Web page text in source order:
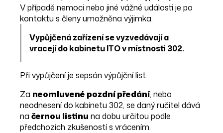
V případě nemoci nebo jiné vážné události je po
kontaktu s členy umožněna výjimka.
Vypůjčená zařízení se vyzvedávají a
vracejí do kabinetu ITO v místnosti 302.
Při vypůjčení je sepsán výpůjční list.
Za neomluvené pozdní předání, nebo
neodnesení do kabinetu 302, se daný ručitel dává
na černou listinu na dobu určitou podle
předchozích zkušeností s vrácením.